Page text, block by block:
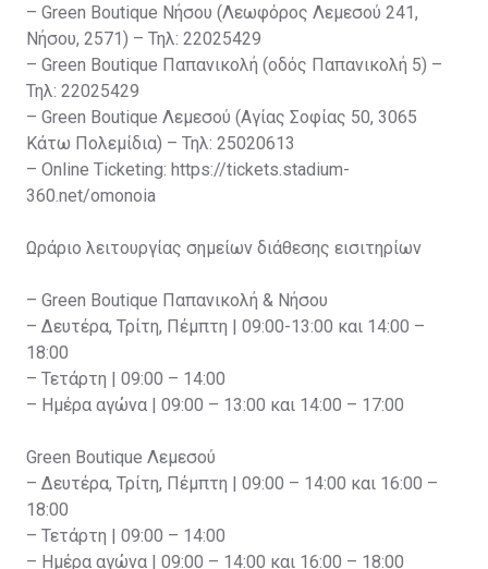
– Green Boutique Νήσου (Λεωφόρος Λεμεσού 241,
Νήσου, 2571) – Τηλ: 22025429
– Green Boutique Παπανικολή (οδός Παπανικολή 5) –
Τηλ: 22025429
– Green Boutique Λεμεσού (Αγίας Σοφίας 50, 3065
Κάτω Πολεμίδια) – Τηλ: 25020613
– Online Ticketing: https://tickets.stadium-
360.net/omonoia
Ωράριο λειτουργίας σημείων διάθεσης εισιτηρίων
– Green Boutique Παπανικολή & Νήσου
– Δευτέρα, Τρίτη, Πέμπτη | 09:00-13:00 και 14:00 –
18:00
– Τετάρτη | 09:00 – 14:00
– Ημέρα αγώνα | 09:00 – 13:00 και 14:00 – 17:00
Green Boutique Λεμεσού
– Δευτέρα, Τρίτη, Πέμπτη | 09:00 – 14:00 και 16:00 –
18:00
– Τετάρτη | 09:00 – 14:00
– Ημέρα αγώνα | 09:00 – 14:00 και 16:00 – 18:00